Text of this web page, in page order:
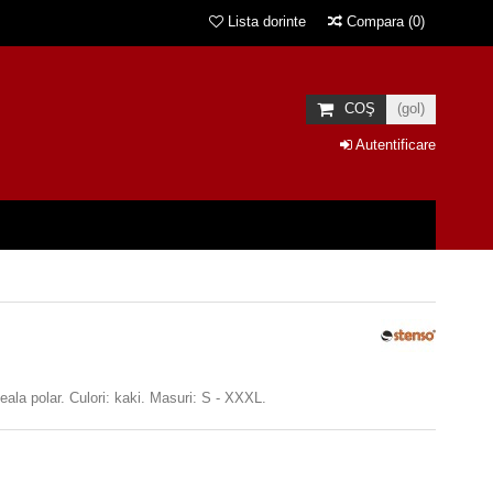
Compara (0)
Lista dorinte
COŞ (gol)
Autentificare
polar. Culori: kaki. Masuri: S - XXXL.